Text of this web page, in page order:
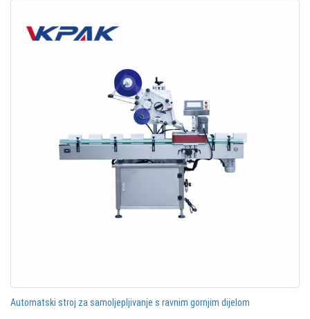
Automatski stroj za samoljepljivanje s ravnim gornjim dijelom